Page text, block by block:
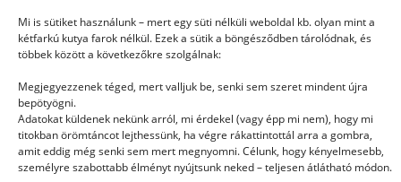
Mi is sütiket használunk – mert egy süti nélküli weboldal kb. olyan mint a
kétfarkú kutya farok nélkül. Ezek a sütik a böngésződben tárolódnak, és
többek között a következőkre szolgálnak:
Megjegyezzenek téged, mert valljuk be, senki sem szeret mindent újra
bepötyögni.
Adatokat küldenek nekünk arról, mi érdekel (vagy épp mi nem), hogy mi
titokban örömtáncot lejthessünk, ha végre rákattintottál arra a gombra,
amit eddig még senki sem mert megnyomni. Célunk, hogy kényelmesebb,
személyre szabottabb élményt nyújtsunk neked – teljesen átlátható módon.
Ⓒ 2006 - 2026 - Magyar Kétfarkú Kutya Párt - Minden jog fenntartva